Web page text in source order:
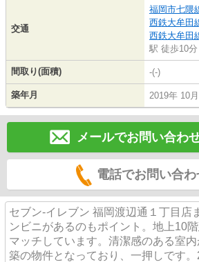
交通
福岡市七隈
西鉄大牟田
西鉄大牟田
駅 徒歩10分
間取り(面積) -(-)
築年月 2019年 10
メールでお問い合わ
電話でお問い合
セブン‐イレブン 福岡渡辺通１丁目店
ンビニがあるのもポイント。地上10
マッチしています。清潔感のある室
築の物件となっており、一押しです